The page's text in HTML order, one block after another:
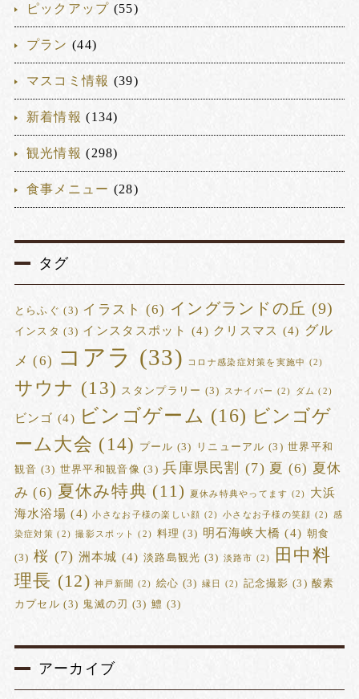
ピックアップ (55)
プラン (44)
マスコミ情報 (39)
新着情報 (134)
観光情報 (298)
食事メニュー (28)
タグ
とらふぐ (3) イラスト (6) イングランドの丘 (9)
インスタ (3) インスタスポット (4) クリスマス (4) グル
メ (6) コアラ (33) コロナ感染症対策を実施中 (2)
サウナ (13) スタンプラリー (3) スナイパー (2) ダム (2)
ビンゴ (4) ビンゴゲーム (16) ビンゴゲ
ーム大会 (14) プール (3) リニューアル (3) 世界平和
観音 (3) 世界平和観音像 (3) 兵庫県民割 (7) 夏 (6) 夏休
み (6) 夏休み特典 (11) 夏休み特典やってます (2)
大浜
海水浴場 (4) 小さなお子様の楽しい顔 (2) 小さなお子様の笑顔 (2) 感
染症対策 (2) 撮影スポット (2) 料理 (3) 明石海峡大橋 (4) 朝食
(3) 桜 (7) 洲本城 (4) 淡路島観光 (3) 淡路市 (2)
田中料
理長 (12) 神戸新聞 (2) 絵心 (3) 縁日 (2) 記念撮影 (3) 酸素
カプセル (3) 鬼滅の刃 (3) 鱧 (3)
アーカイブ